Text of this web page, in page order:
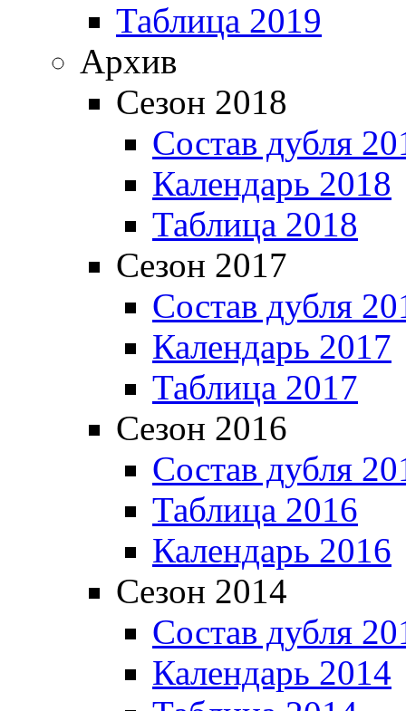
Таблица 2019
Архив
Сезон 2018
Состав дубля
Календарь 2018
Таблица 2018
Сезон 2017
Состав дубля
Календарь 2017
Таблица 2017
Сезон 2016
Состав дубля
Таблица 2016
Календарь 2016
Сезон 2014
Состав дубля
Календарь 2014